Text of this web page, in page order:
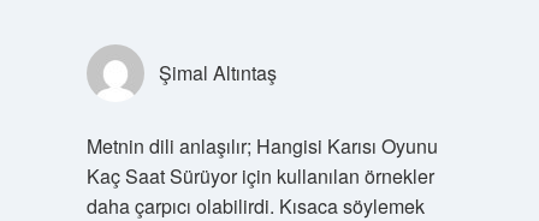
Şimal Altıntaş
Metnin dili anlaşılır; Hangisi Karısı Oyunu
Kaç Saat Sürüyor için kullanılan örnekler
daha çarpıcı olabilirdi. Kısaca söylemek